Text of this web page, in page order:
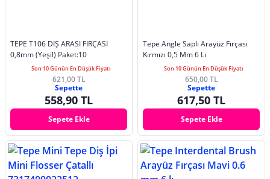
TEPE T106 DİŞ ARASI FIRÇASI
0,8mm (Yeşil) Paket:10
Son 10 Günün En Düşük Fiyatı
621,00 TL
Sepette
558,90 TL
Sepete Ekle
Tepe Angle Saplı Arayüz Fırçası
Kırmızı 0,5 Mm 6 Lı
Son 10 Günün En Düşük Fiyatı
650,00 TL
Sepette
617,50 TL
Sepete Ekle